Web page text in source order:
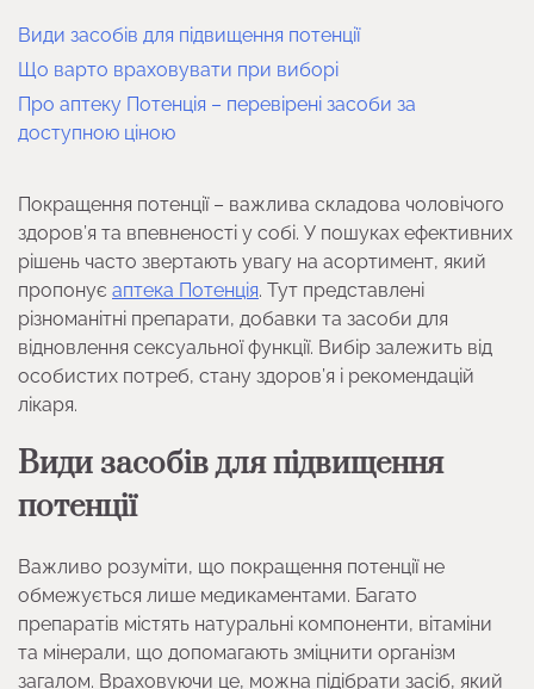
Види засобів для підвищення потенції
Що варто враховувати при виборі
Про аптеку Потенція – перевірені засоби за
доступною ціною
Покращення потенції – важлива складова чоловічого
здоров’я та впевненості у собі. У пошуках ефективних
рішень часто звертають увагу на асортимент, який
пропонує аптека Потенція. Тут представлені
різноманітні препарати, добавки та засоби для
відновлення сексуальної функції. Вибір залежить від
особистих потреб, стану здоров’я і рекомендацій
лікаря.
Види засобів для підвищення
потенції
Важливо розуміти, що покращення потенції не
обмежується лише медикаментами. Багато
препаратів містять натуральні компоненти, вітаміни
та мінерали, що допомагають зміцнити організм
загалом. Враховуючи це, можна підібрати засіб, який